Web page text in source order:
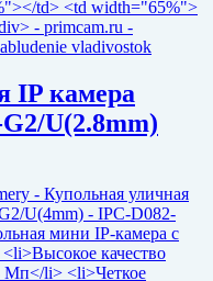
IP камера
U(2.8mm)